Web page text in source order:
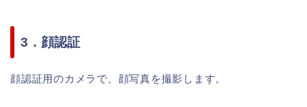
3．顔認証
顔認証用のカメラで、顔写真を撮影します。